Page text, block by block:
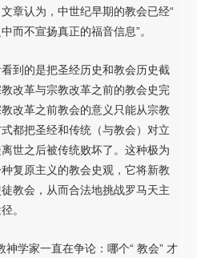
章认为，中世纪早期的教会已经“
而不宣扬真正的福音信息”。
到的是把圣经历史和教会历史截
改革与宗教改革之前的教会史完
改革之前教会的意义只能从宗教
都把圣经和传统（与教会）对立
世之后被传统败坏了。这种极为
复原主义的教会史观，它将新教
教会，从而合法地挑战罗马天主
。
学家一直在争论：哪个“ 教会” 才